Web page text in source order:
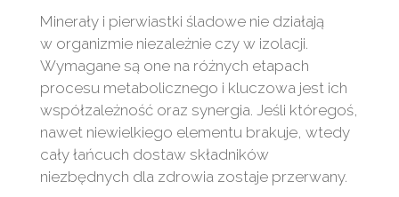
Minerały i pierwiastki śladowe nie działają
w organizmie niezależnie czy w izolacji.
Wymagane są one na różnych etapach
procesu metabolicznego i kluczowa jest ich
współzależność oraz synergia. Jeśli któregoś,
nawet niewielkiego elementu brakuje, wtedy
cały łańcuch dostaw składników
niezbędnych dla zdrowia zostaje przerwany.